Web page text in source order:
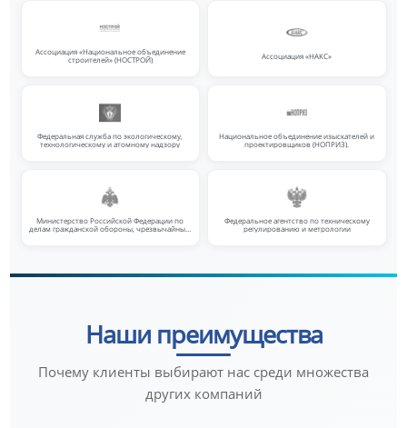
Ассоциация «Национальное объединение
строителей» (НОСТРОЙ)
Ассоциация «НАКС»
Федеральная служба по экологическому,
технологическому и атомному надзору
Национальное объединение изыскателей и
проектировщиков (НОПРИЗ).
Министерство Российской Федерации по
делам гражданской обороны, чрезвычайным
Федеральное агентство по техническому
регулированию и метрологии
Наши преимущества
Почему клиенты выбирают нас среди множества
других компаний